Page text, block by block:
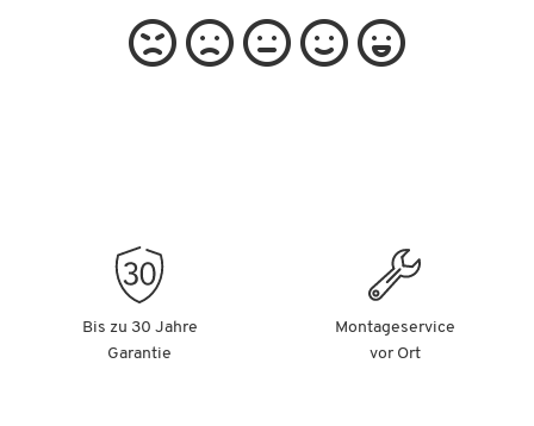
Bis zu 30 Jahre
Garantie
Montageservice
vor Ort